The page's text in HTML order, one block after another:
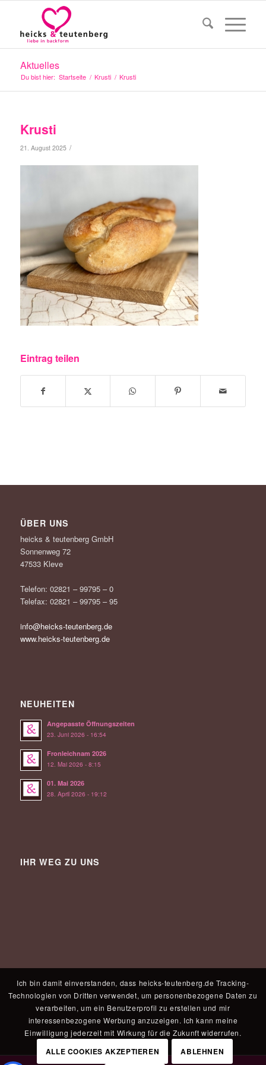
Aktuelles
Du bist hier: Startseite / Krusti / Krusti
Krusti
21. August 2025 /
Eintrag teilen
ÜBER UNS
heicks & teutenberg GmbH
Sonnenweg 72
47533 Kleve
Telefon: 02821 – 99795 – 0
Telefax: 02821 – 99795 – 95
info@heicks-teutenberg.de
www.heicks-teutenberg.de
NEUHEITEN
Angepasste Öffnungszeiten
23. Juni 2026 - 16:54
Fronleichnam 2026
12. Mai 2026 - 8:15
01. Mai 2026
28. April 2026 - 19:12
IHR WEG ZU UNS
Ich bin damit einverstanden, dass heicks-teutenberg.de Tracking-
Technologien von Dritten verwendet, um personenbezogene Daten zu
verarbeiten, um ein Benutzerprofil zu erstellen und mir
interessenbezogene Werbung anzuzeigen. Ich kann meine
Einwilligung jederzeit mit Wirkung für die Zukunft widerrufen.
ALLE COOKIES AKZEPTIEREN ABLEHNEN